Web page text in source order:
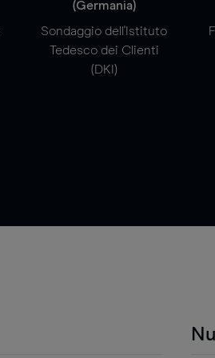
(Germania)
Sondaggio dell'Istituto
Tedesco dei Clienti
(DKI)